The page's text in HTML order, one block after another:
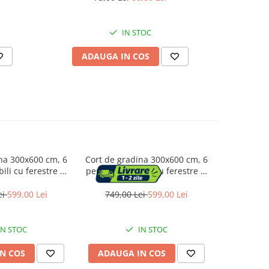
IN STOC
ADAUGA IN COS
300x600 cm, 6
cu ferestre si
gri
599,00 Lei
STOC
COS
Cort de gradina 300x600 cm, 6
pereti detasabili cu ferestre si
usa, structura metalica, PE
impermeabil, alb
749,00 Lei599,00 Lei
IN STOC
ADAUGA IN COS